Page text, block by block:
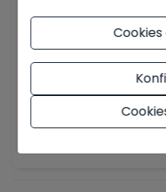
die natürliche
Topografie des
herrlichen Blick auf
Benidorm
verschiedene
Ausstattungen und
und das Haus zu
Mehr